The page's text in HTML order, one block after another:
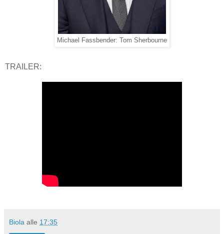
Michael Fassbender: Tom Sherbourne
TRAILER:
Biola alle 17:35